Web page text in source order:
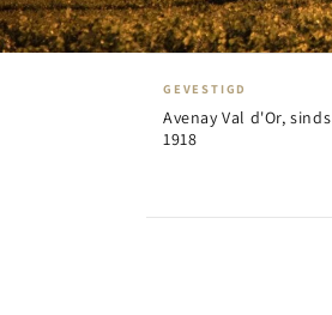
GEVESTIGD
Avenay Val d'Or, sinds
1918